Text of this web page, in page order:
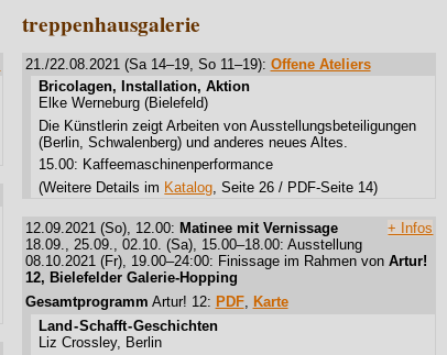
treppenhausgalerie
21./22.08.2021 (Sa 14–19, So 11–19): Offene Ateliers
Bricolagen, Installation, Aktion
Elke Werneburg (Bielefeld)
Die Künstlerin zeigt Arbeiten von Ausstellungsbeteiligungen
(Berlin, Schwalenberg) und anderes neues Altes.
15.00: Kaffeemaschinenperformance
(Weitere Details im Katalog , Seite 26 / PDF-Seite 14)
+ Infos
12.09.2021 (So), 12.00: Matinee mit Vernissage
18.09., 25.09., 02.10. (Sa), 15.00–18.00: Ausstellung
08.10.2021 (Fr), 19.00–24:00: Finissage im Rahmen von Artur!
12, Bielefelder Galerie-Hopping
Gesamtprogramm Artur! 12: PDF,
Karte
Land - Schafft - Geschichten
Liz Crossley, Berlin